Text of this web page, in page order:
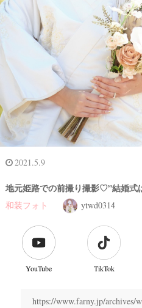
2021.5.9
地元姫路での前撮り撮影♡”結婚式
和装フォト ytwd0314
YouTube TikTok
https://www.farny.jp/archives/